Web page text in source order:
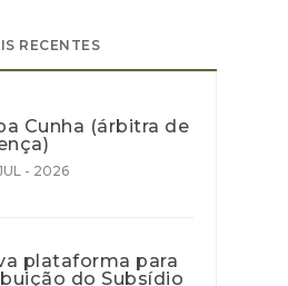
RECENTES
Cunha (árbitra de
- 2026
plataforma para
do Subsídio